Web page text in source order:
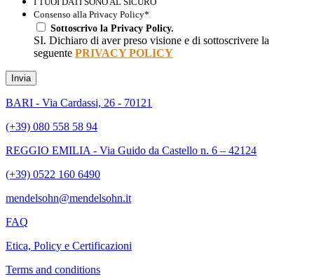
Consenso alla Privacy Policy*
Sottoscrivo la Privacy Policy.
SI. Dichiaro di aver preso visione e di sottoscrivere la
seguente PRIVACY POLICY
Invia
BARI - Via Cardassi, 26 - 70121
(+39) 080 558 58 94
REGGIO EMILIA - Via Guido da Castello n. 6 – 42124
(+39) 0522 160 6490
mendelsohn@mendelsohn.it
FAQ
Etica, Policy e Certificazioni
Terms and conditions